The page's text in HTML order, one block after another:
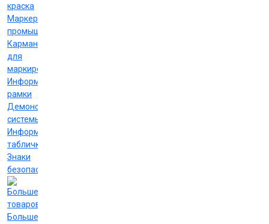
краска
Маркеры
промышленные
Карманы
для
маркировки
Информационные
рамки
Демонстрационные
системы
Информационные
таблички
Знаки
безопасности
Больше